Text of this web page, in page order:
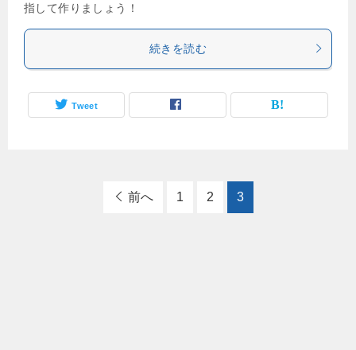
指して作りましょう！
続きを読む
Tweet
前へ 1 2 3